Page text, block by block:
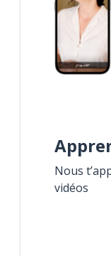
Nous
vidéos